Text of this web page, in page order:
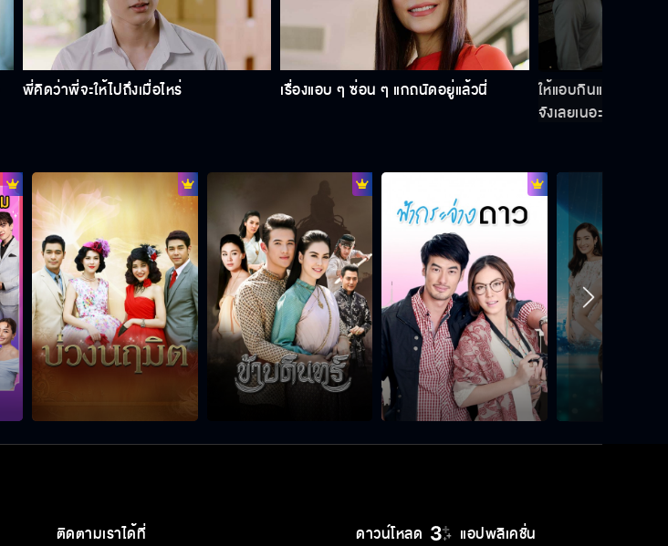
หล่อนจะได้เข้าใจหัวอกคนที่โดนผัว
นอกใจ
แอบดีใจที่แม่เธอเห็นว่าเราเหมาะสมเป็น
ลูกสะใภ้
ลินน่าจะมีความเป็นมืออาชีพมากกว่า
นี้
พี่คิดว่าพี่จะให้ไปถึงเมื่อไหร่ เรื่องแอบ ๆ ซ่อน ๆ แกถนัดอยู่แล้วนี่
ให้แอบกินแอบแซ่บกั
จังเลยเนอะ
ดาวน์โหลด แอปพลิเคชั่น
ติดตามเราได้ที่